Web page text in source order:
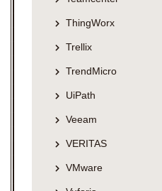
ThingWorx
Trellix
TrendMicro
UiPath
Veeam
VERITAS
VMware